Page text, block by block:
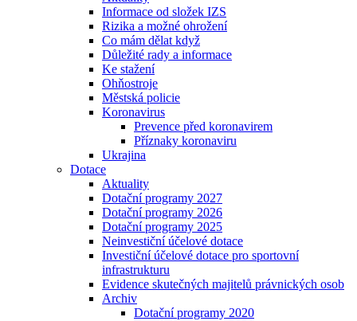
Informace od složek IZS
Rizika a možné ohrožení
Co mám dělat když
Důležité rady a informace
Ke stažení
Ohňostroje
Městská policie
Koronavirus
Prevence před koronavirem
Příznaky koronaviru
Ukrajina
Dotace
Aktuality
Dotační programy 2027
Dotační programy 2026
Dotační programy 2025
Neinvestiční účelové dotace
Investiční účelové dotace pro sportovní
infrastrukturu
Evidence skutečných majitelů právnických osob
Archiv
Dotační programy 2020